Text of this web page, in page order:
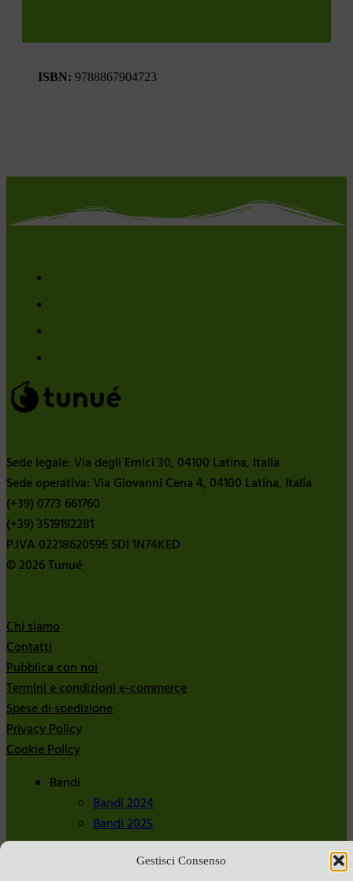
Gestisci Consenso
ISBN: 9788867904723
Sede legale: Via degli Ernici 30, 04100 Latina, Italia
Sede operativa: Via Giovanni Cena 4, 04100 Latina, Italia
(+39) 0773 661760
(+39) 3519192281
P.IVA 02218620595 SDI 1N74KED
© 2026 Tunué
Chi siamo
Contatti
Pubblica con noi
Termini e condizioni e-commerce
Spese di spedizione
Privacy Policy
Cookie Policy
Bandi
Bandi 2024
Bandi 2025